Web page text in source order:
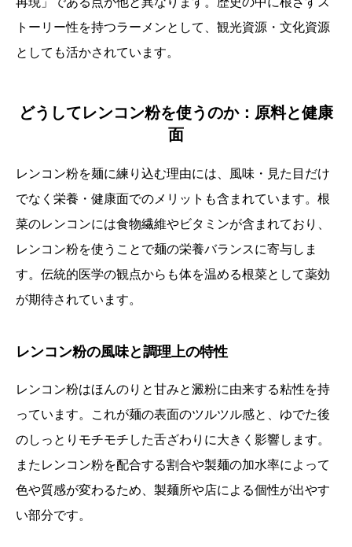
トーリー性を持つラーメンとして、観光資源・文化資源
としても活かされています。
どうしてレンコン粉を使うのか：原料と健康
面
レンコン粉を麺に練り込む理由には、風味・見た目だけ
でなく栄養・健康面でのメリットも含まれています。根
菜のレンコンには食物繊維やビタミンが含まれており、
レンコン粉を使うことで麺の栄養バランスに寄与しま
す。伝統的医学の観点からも体を温める根菜として薬効
が期待されています。
レンコン粉の風味と調理上の特性
レンコン粉はほんのりと甘みと澱粉に由来する粘性を持
っています。これが麺の表面のツルツル感と、ゆでた後
のしっとりモチモチした舌ざわりに大きく影響します。
またレンコン粉を配合する割合や製麺の加水率によって
色や質感が変わるため、製麺所や店による個性が出やす
い部分です。